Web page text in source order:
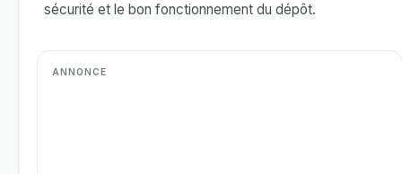
sécurité et le bon fonctionnement du dépôt.